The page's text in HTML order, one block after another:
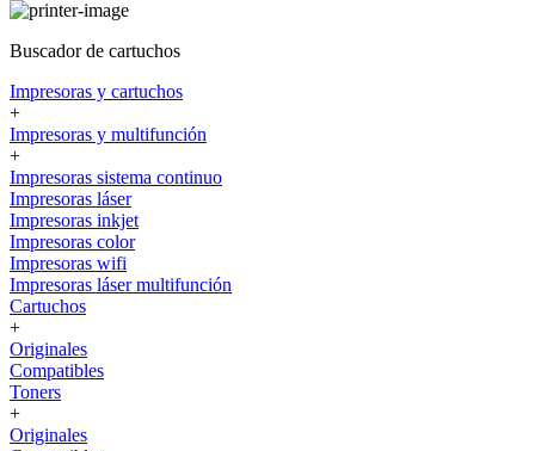
Buscador de cartuchos
Impresoras y cartuchos
+
Impresoras y multifunción
+
Impresoras sistema continuo
Impresoras láser
Impresoras inkjet
Impresoras color
Impresoras wifi
Impresoras láser multifunción
Cartuchos
+
Originales
Compatibles
Toners
+
Originales